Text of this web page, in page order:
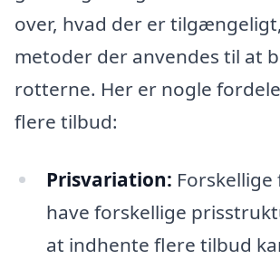
over, hvad der er
metoder der anvendes til at
rotterne. Her er nogle
flere tilbud:
Prisvariation:
have forskellige
at indhente flere tilbud